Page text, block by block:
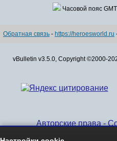
Часовой пояс
Обратная связь - https://heroesworld.ru
vBulletin v3.5.0, Copyright ©2000-
Авторские права -